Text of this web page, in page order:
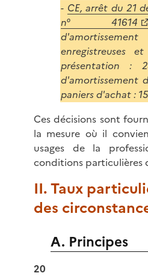
- CE, arrêt du 21
n° 41614
enregistreuses
présentation :
d'amortissement
paniers d'achat :
Ces décisions sont
la mesure où il
usages de la
conditions particulières
II. Taux
des
A. Principes
20